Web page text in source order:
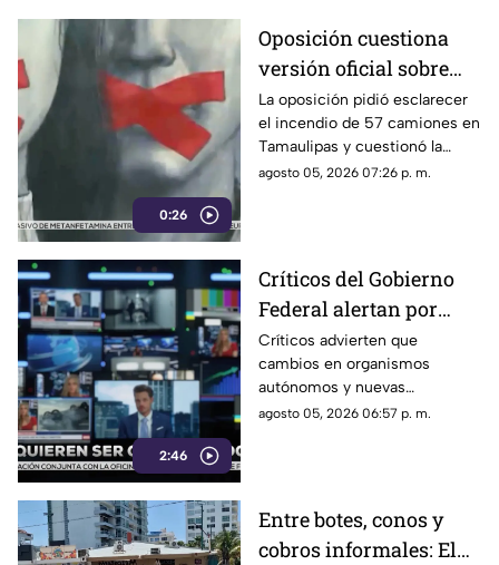
0:26
Oposición cuestiona
versión oficial sobre
incendio de 57
camiones en
Tamaulipas
La oposición pidió esclarecer
el incendio de 57 camiones en
Tamaulipas y cuestionó la
versión presentada por las
agosto 05, 2026 07:26 p. m.
2:46
Críticos del Gobierno
Federal alertan por
presuntos intentos de
controlar la
información
Críticos advierten que
cambios en organismos
autónomos y nuevas
regulaciones podrían afectar la
agosto 05, 2026 06:57 p. m.
Entre botes, conos y
cobros informales: El